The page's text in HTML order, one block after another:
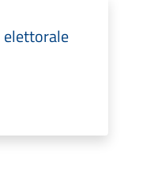
elettorale